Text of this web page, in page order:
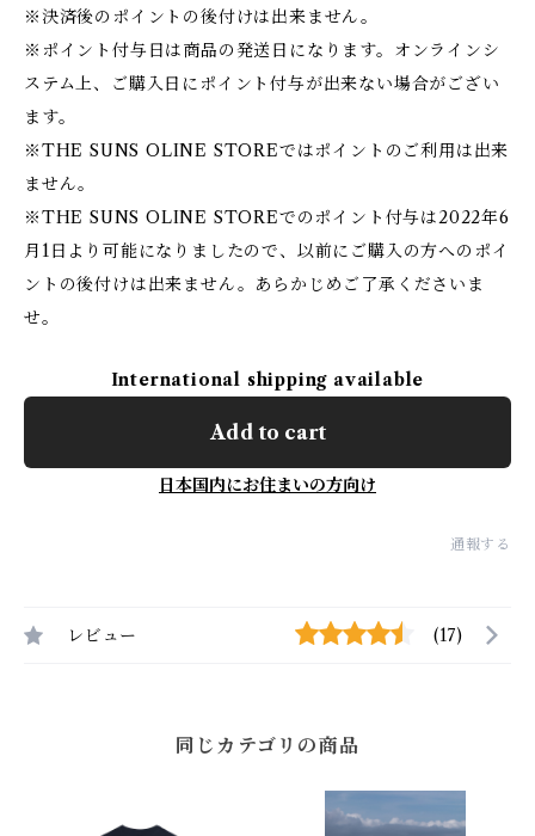
※決済後のポイントの後付けは出来ません。
※ポイント付与日は商品の発送日になります。オンラインシ
ステム上、ご購入日にポイント付与が出来ない場合がござい
ます。
※THE SUNS OLINE STOREではポイントのご利用は出来
ません。
※THE SUNS OLINE STOREでのポイント付与は2022年6
月1日より可能になりましたので、以前にご購入の方へのポイ
ントの後付けは出来ません。あらかじめご了承くださいま
せ。
International shipping available
Add to cart
日本国内にお住まいの方向け
通報する
レビュー (17)
同じカテゴリの商品